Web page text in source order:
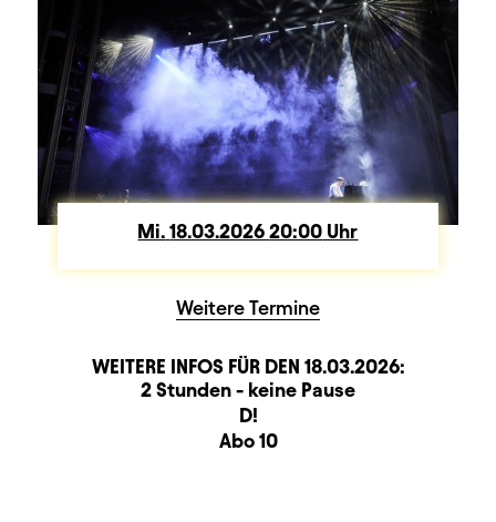
Mi. Mittwoch
18.03.202620:00 Uhr
Weitere Termine
WEITERE INFOS FÜR DEN 18.03.2026:
BeschreibungInformation
Dauer und Pausen2 Stunden - keine Pause
D!
Abo 10